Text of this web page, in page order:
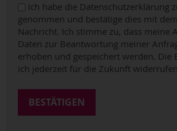
Ich habe die Datenschutzerklärung
genommen und bestätige dies mit
Nachricht. Ich stimme zu, dass meine
Daten zur Beantwortung meiner
erhoben und gespeichert werden. Die
ich jederzeit für die Zukunft
BESTÄTIGEN